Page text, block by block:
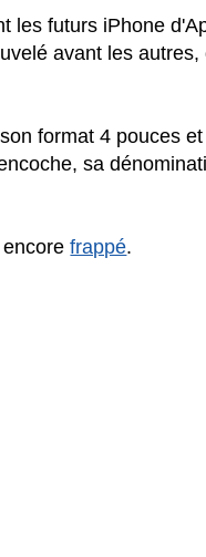
les futurs iPhone
avant les
format 4 pouces
sa
encorefrappé.